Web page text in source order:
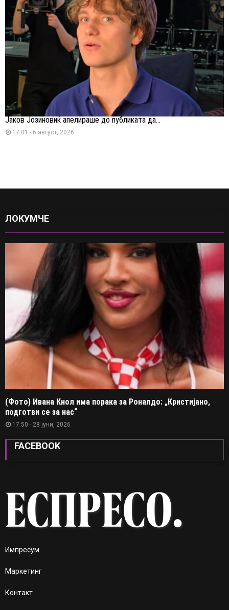
Јаков Јозиновиќ апелираше до публиката да...
17:01 - 6 август, 2026
ЛОКУМЧЕ
(Фото) Ивана Кнол има порака за Роналдо: „Кристијано,
подготви се за нас“
17:50 - 28 јуни, 2026
FACEBOOK
Импресум
Маркетинг
Контакт